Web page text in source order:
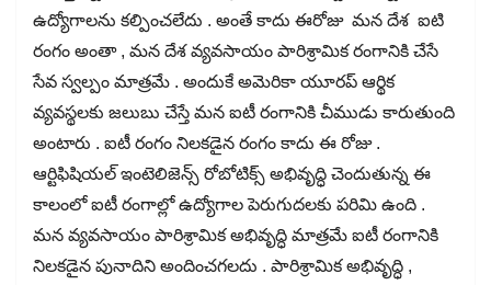
ఉద్యోగాలను కల్పించలేదు . అంతే కాదు ఈరోజు మన దేశ ఐటి
రంగం అంతా , మన దేశ వ్యవసాయం పారిశ్రామిక రంగానికి చేసే
సేవ స్వల్పం మాత్రమే . అందుకే అమెరికా యూరప్ ఆర్థిక
వ్యవస్థలకు జలుబు చేస్తే మన ఐటీ రంగానికి చీముడు కారుతుంది
అంటారు . ఐటీ రంగం నిలకడైన రంగం కాదు ఈ రోజు .
ఆర్టిఫిషియల్ ఇంటెలిజెన్స్ రోబోటిక్స్ అభివృద్ధి చెందుతున్న ఈ
కాలంలో ఐటీ రంగాల్లో ఉద్యోగాల పెరుగుదలకు పరిమి ఉంది .
మన వ్యవసాయం పారిశ్రామిక అభివృద్ధి మాత్రమే ఐటీ రంగానికి
నిలకడైన పునాదిని అందించగలదు . పారిశ్రామిక అభివృద్ధి ,